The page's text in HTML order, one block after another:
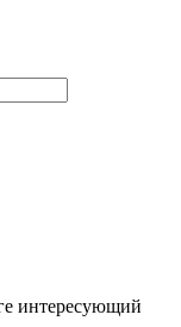
интересующий